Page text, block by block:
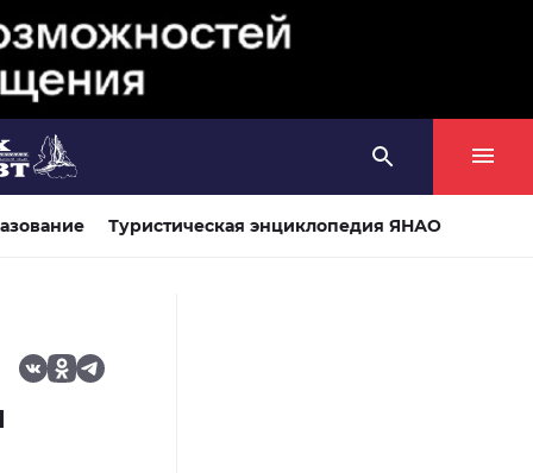
Туристическая энциклопедия ЯНАО